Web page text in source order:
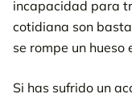
¿Qué es una fractura
Causas de las
Tratamiento de las
incapacidad para
cotidiana son
se rompe un hueso
Si has sufrido un